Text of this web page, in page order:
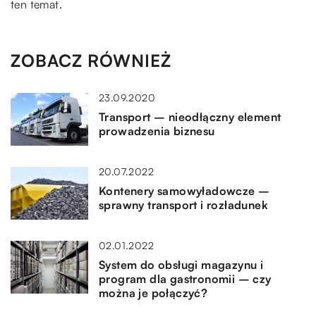
ten temat.
ZOBACZ RÓWNIEŻ
23.09.2020
Transport – nieodłączny element
prowadzenia biznesu
20.07.2022
Kontenery samowyładowcze –
sprawny transport i rozładunek
02.01.2022
System do obsługi magazynu i
program dla gastronomii – czy
można je połączyć?